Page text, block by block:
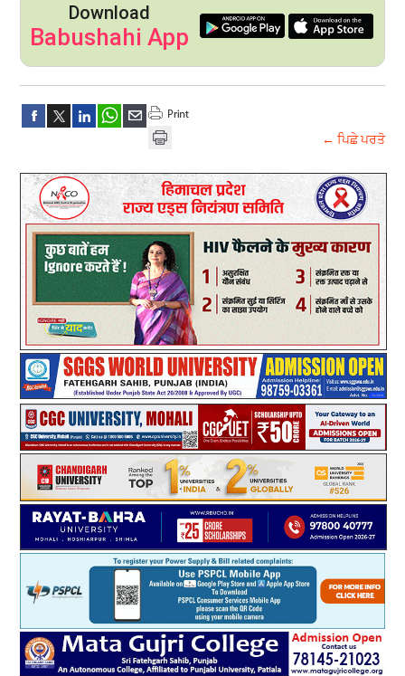
Download
Babushahi App
← ਪਿਛੇ ਪਰਤੋ